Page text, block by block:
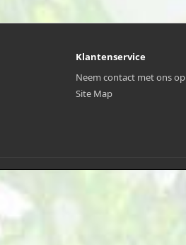
Klantenservice
Neem contact met ons op
Site Map